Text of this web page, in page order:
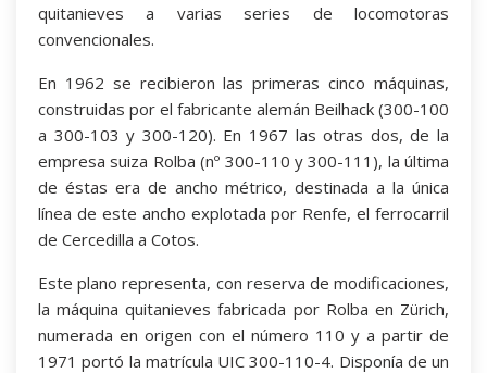
quitanieves a varias series de locomotoras
convencionales.
En 1962 se recibieron las primeras cinco máquinas,
construidas por el fabricante alemán Beilhack (300-100
a 300-103 y 300-120). En 1967 las otras dos, de la
empresa suiza Rolba (nº 300-110 y 300-111), la última
de éstas era de ancho métrico, destinada a la única
línea de este ancho explotada por Renfe, el ferrocarril
de Cercedilla a Cotos.
Este plano representa, con reserva de modificaciones,
la máquina quitanieves fabricada por Rolba en Zürich,
numerada en origen con el número 110 y a partir de
1971 portó la matrícula UIC 300-110-4. Disponía de un